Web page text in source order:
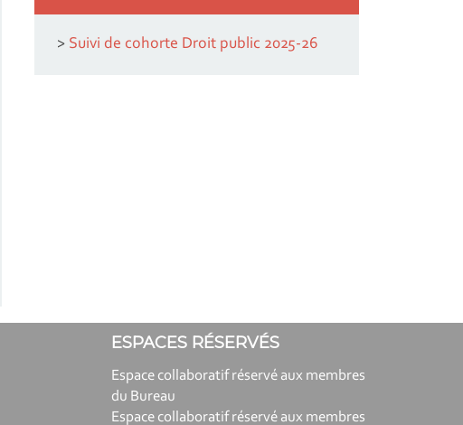
> Suivi de cohorte Droit public 2025-26
ESPACES RÉSERVÉS
Espace collaboratif réservé aux membres
du Bureau
Espace collaboratif réservé aux membres